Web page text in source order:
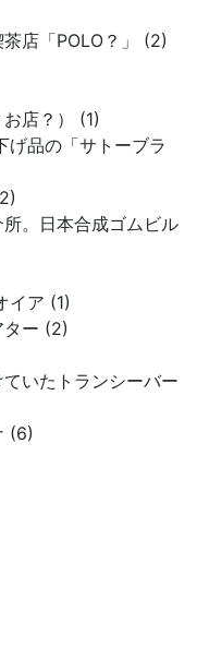
店「POLO？」 (2)
店？） (1)
げ品の「サトーブラ
。日本合成ゴムビル
イア (1)
ター (2)
いたトランシーバー
(6)